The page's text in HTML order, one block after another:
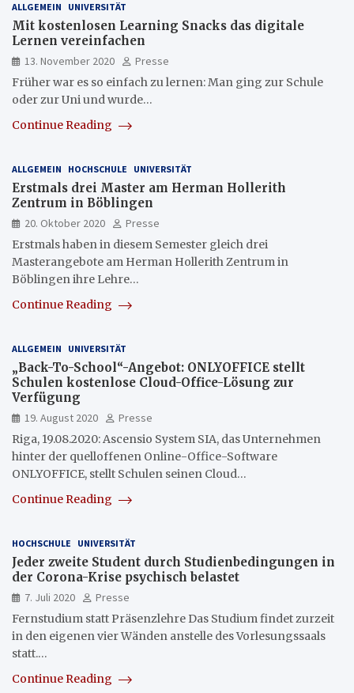
ALLGEMEIN UNIVERSITÄT
Mit kostenlosen Learning Snacks das digitale
Lernen vereinfachen
13. November 2020
Presse
Früher war es so einfach zu lernen: Man ging zur Schule
oder zur Uni und wurde…
Continue Reading
ALLGEMEIN HOCHSCHULE UNIVERSITÄT
Erstmals drei Master am Herman Hollerith
Zentrum in Böblingen
20. Oktober 2020
Presse
Erstmals haben in diesem Semester gleich drei
Masterangebote am Herman Hollerith Zentrum in
Böblingen ihre Lehre…
Continue Reading
ALLGEMEIN UNIVERSITÄT
„Back-To-School“-Angebot: ONLYOFFICE stellt
Schulen kostenlose Cloud-Office-Lösung zur
Verfügung
19. August 2020
Presse
Riga, 19.08.2020: Ascensio System SIA, das Unternehmen
hinter der quelloffenen Online-Office-Software
ONLYOFFICE, stellt Schulen seinen Cloud…
Continue Reading
HOCHSCHULE UNIVERSITÄT
Jeder zweite Student durch Studienbedingungen in
der Corona-Krise psychisch belastet
7. Juli 2020
Presse
Fernstudium statt Präsenzlehre Das Studium findet zurzeit
in den eigenen vier Wänden anstelle des Vorlesungssaals
statt.…
Continue Reading